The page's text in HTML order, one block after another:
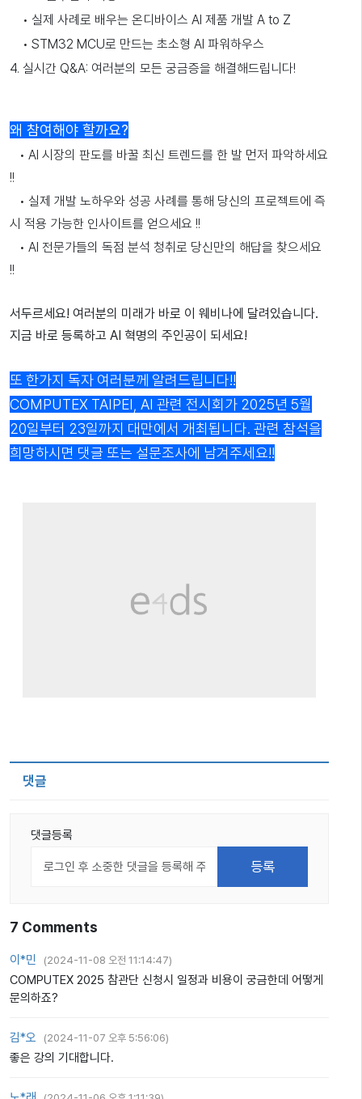
• 실제 사례로 배우는 온디바이스 AI 제품 개발 A to Z
• STM32 MCU로 만드는 초소형 AI 파워하우스
4. 실시간 Q&A: 여러분의 모든 궁금증을 해결해드립니다!
왜 참여해야 할까요?
• AI 시장의 판도를 바꿀 최신 트렌드를 한 발 먼저 파악하세요
!!
• 실제 개발 노하우와 성공 사례를 통해 당신의 프로젝트에 즉
시 적용 가능한 인사이트를 얻으세요 !!
• AI 전문가들의 독점 분석 청취로 당신만의 해답을 찾으세요
!!
서두르세요! 여러분의 미래가 바로 이 웨비나에 달려있습니다.
지금 바로 등록하고 AI 혁명의 주인공이 되세요!
또 한가지 독자 여러분께 알려드립니다!!
COMPUTEX TAIPEI, AI 관련 전시회가 2025년 5월
20일부터 23일까지 대만에서 개최됩니다. 관련 참석을
희망하시면 댓글 또는 설문조사에 남겨주세요!!
댓글
댓글등록
7 Comments
이*민 (2024-11-08 오전 11:14:47)
COMPUTEX 2025 참관단 신청시 일정과 비용이 궁금한데 어떻게
문의하죠?
김*오 (2024-11-07 오후 5:56:06)
좋은 강의 기대합니다.